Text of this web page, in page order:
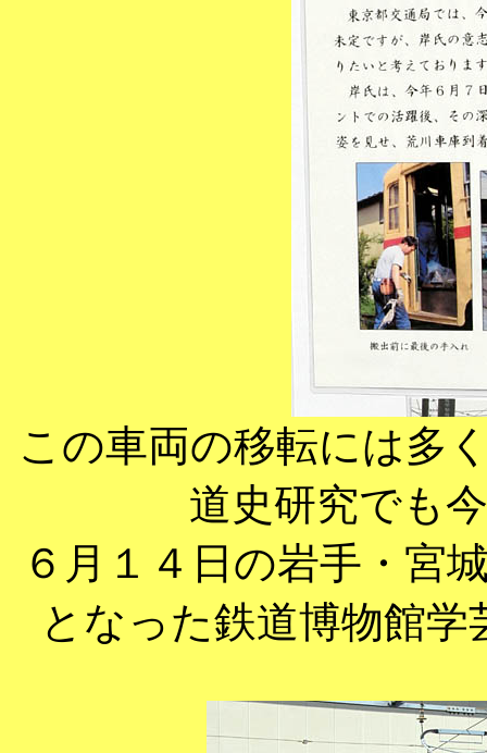
この車両の移転には多
道史研究でも
６月１４日の岩手・宮
となった鉄道博物館